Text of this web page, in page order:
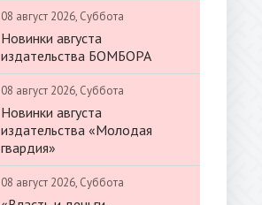
08 август 2026, Суббота
Новинки августа
издательства БОМБОРА
08 август 2026, Суббота
Новинки августа
издательства «Молодая
гвардия»
08 август 2026, Суббота